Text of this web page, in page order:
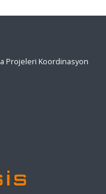
Projeleri Koordinasyon